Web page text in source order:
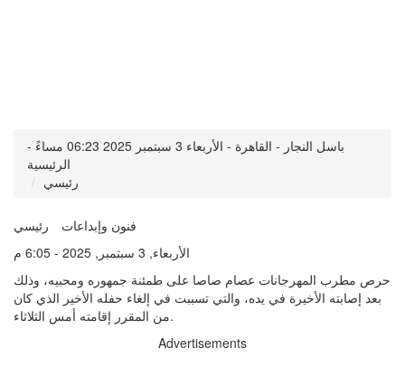
باسل النجار - القاهرة - الأربعاء 3 سبتمبر 2025 06:23 مساءً -
الرئيسية
رئيسي
رئيسي
فنون وإبداعات
الأربعاء, 3 سبتمبر, 2025 - 6:05 م
حرص مطرب المهرجانات عصام صاصا على طمئنة جمهوره ومحبيه، وذلك
بعد إصابته الأخيرة في يده، والتي تسببت في إلغاء حفله الأخير الذي كان
من المقرر إقامته أمس الثلاثاء.
Advertisements